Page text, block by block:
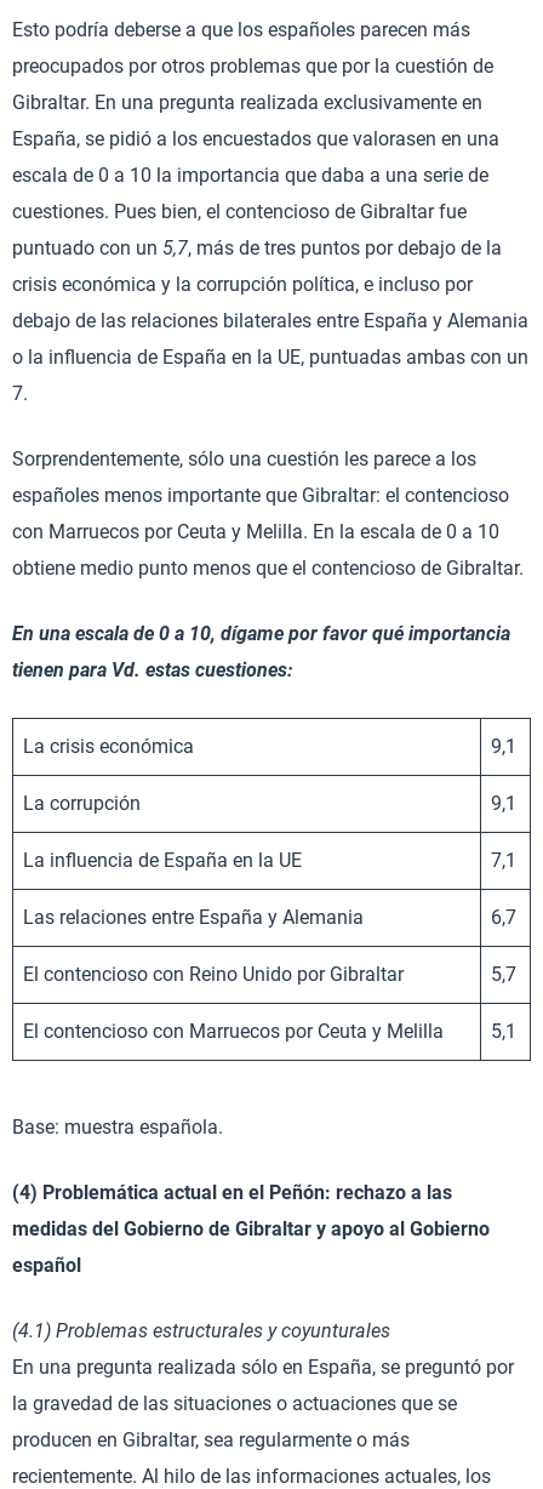
Esto podría deberse a que los españoles parecen más
preocupados por otros problemas que por la cuestión de
Gibraltar. En una pregunta realizada exclusivamente en
España, se pidió a los encuestados que valorasen en una
escala de 0 a 10 la importancia que daba a una serie de
cuestiones. Pues bien, el contencioso de Gibraltar fue
puntuado con un 5,7, más de tres puntos por debajo de la
crisis económica y la corrupción política, e incluso por
debajo de las relaciones bilaterales entre España y Alemania
o la influencia de España en la UE, puntuadas ambas con un
7.
Sorprendentemente, sólo una cuestión les parece a los
españoles menos importante que Gibraltar: el contencioso
con Marruecos por Ceuta y Melilla. En la escala de 0 a 10
obtiene medio punto menos que el contencioso de Gibraltar.
En una escala de 0 a 10, dígame por favor qué importancia
tienen para Vd. estas cuestiones:
La crisis económica 9,1
La corrupción 9,1
La influencia de España en la UE 7,1
Las relaciones entre España y Alemania 6,7
El contencioso con Reino Unido por Gibraltar 5,7
El contencioso con Marruecos por Ceuta y Melilla 5,1
Base: muestra española.
(4) Problemática actual en el Peñón: rechazo a las
medidas del Gobierno de Gibraltar y apoyo al Gobierno
español
(4.1) Problemas estructurales y coyunturales
En una pregunta realizada sólo en España, se preguntó por
la gravedad de las situaciones o actuaciones que se
producen en Gibraltar, sea regularmente o más
recientemente. Al hilo de las informaciones actuales, los